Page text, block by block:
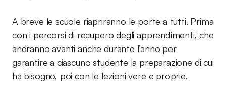
A breve le scuole riapriranno le porte a tutti. Prima
con i percorsi di recupero degli apprendimenti, che
andranno avanti anche durante l’anno per
garantire a ciascuno studente la preparazione di cui
ha bisogno, poi con le lezioni vere e proprie.